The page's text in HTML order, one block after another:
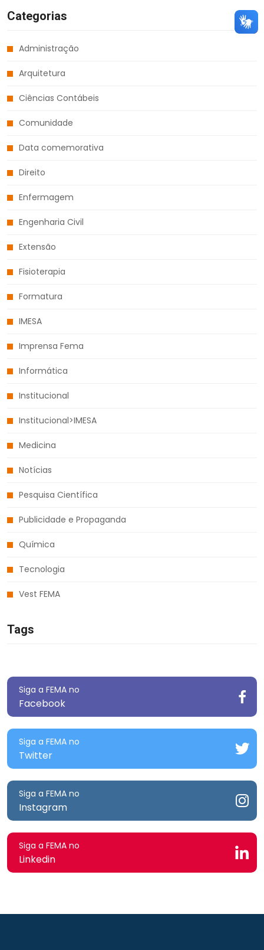
Categorias
Administração
Arquitetura
Ciências Contábeis
Comunidade
Data comemorativa
Direito
Enfermagem
Engenharia Civil
Extensão
Fisioterapia
Formatura
IMESA
Imprensa Fema
Informática
Institucional
Institucional>IMESA
Medicina
Notícias
Pesquisa Científica
Publicidade e Propaganda
Química
Tecnologia
Vest FEMA
Tags
Siga a FEMA no
Facebook
Siga a FEMA no
Twitter
Siga a FEMA no
Instagram
Siga a FEMA no
Linkedin